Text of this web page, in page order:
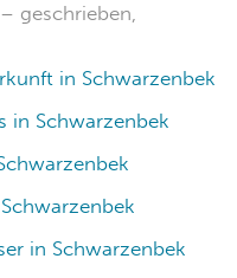
geschrieben,
in Schwarzenbek
in Schwarzenbek
in Schwarzenbek